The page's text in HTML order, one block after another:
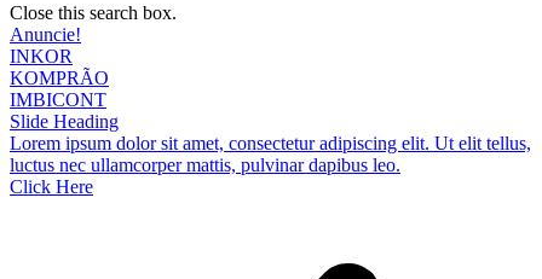
Close this search box.
Anuncie!
INKOR
KOMPRÃO
IMBICONT
Slide Heading
Lorem ipsum dolor sit amet, consectetur adipiscing elit. Ut elit tellus,
luctus nec ullamcorper mattis, pulvinar dapibus leo.
Click Here